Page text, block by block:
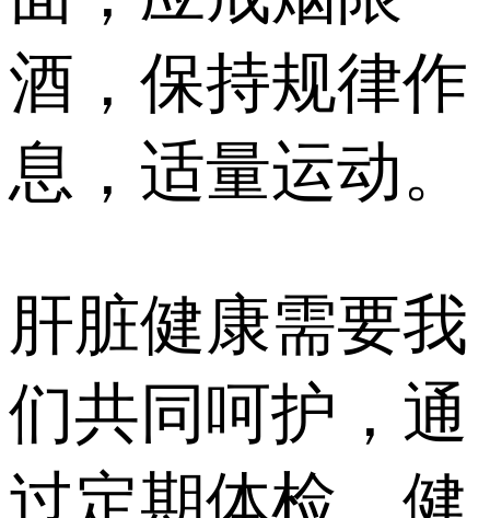
酒，保持规律作
息，适量运动。
肝脏健康需要我
们共同呵护，通
过定期体检、健